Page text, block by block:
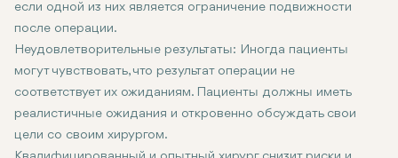
если одной из них является ограничение подвижности
после операции.
Неудовлетворительные результаты: Иногда пациенты
могут чувствовать, что результат операции не
соответствует их ожиданиям. Пациенты должны иметь
реалистичные ожидания и откровенно обсуждать свои
цели со своим хирургом.